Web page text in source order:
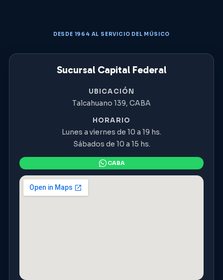
DESDE 1964 AL SERVICIO DEL MÚSICO
Sucursal Capital Federal
UBICACIÓN
Talcahuano 139, CABA
HORARIO
Lunes a viernes de 10 a 19 hs.
Sábados de 10 a 15 hs.